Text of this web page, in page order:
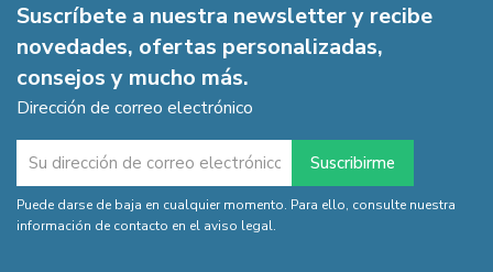
Suscríbete a nuestra newsletter y recibe
novedades, ofertas personalizadas,
consejos y mucho más.
Dirección de correo electrónico
Puede darse de baja en cualquier momento. Para ello, consulte nuestra
información de contacto en el aviso legal.